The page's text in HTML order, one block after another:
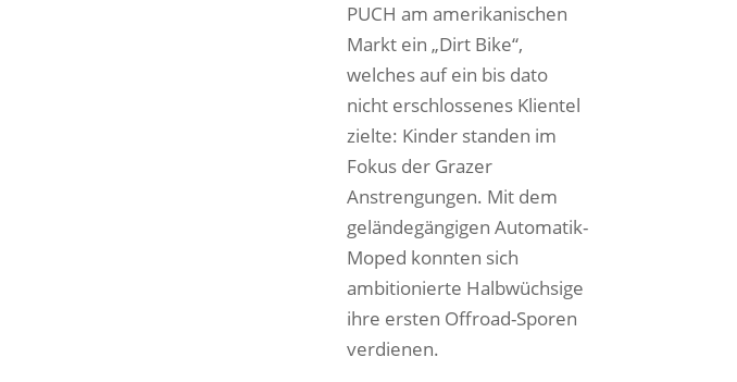
PUCH am amerikanischen
Markt ein „Dirt Bike“,
welches auf ein bis dato
nicht erschlossenes Klientel
zielte: Kinder standen im
Fokus der Grazer
Anstrengungen. Mit dem
geländegängigen Automatik-
Moped konnten sich
ambitionierte Halbwüchsige
ihre ersten Offroad-Sporen
verdienen.